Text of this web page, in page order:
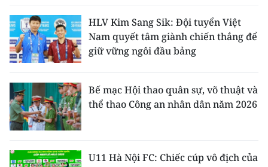
ESPAÑOL
한국어
HLV Kim Sang Sik: Đội tuyển Việt
Nam quyết tâm giành chiến thắng để
giữ vững ngôi đầu bảng
Bế mạc Hội thao quân sự, võ thuật và
thể thao Công an nhân dân năm 2026
U11 Hà Nội FC: Chiếc cúp vô địch của